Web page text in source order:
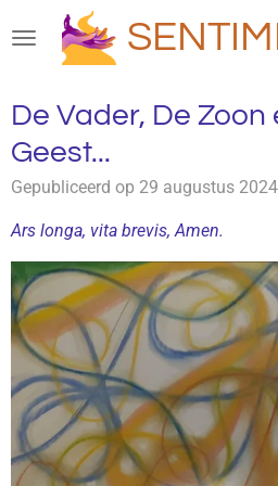
direct
de
hoofdinhoud
De Vader, De
Geest...
Gepubliceerd op 29 augustus
Ars longa, vita brevis, Amen.